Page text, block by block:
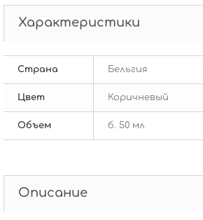
Характеристики
Страна Бельгия
Цвет Коричневый
Объем б. 50 мл
Описание